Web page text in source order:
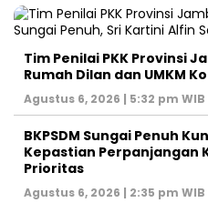
Tim Penilai PKK Provinsi
Rumah Dilan dan UMKM
Agustus 6, 2026 | 5:32 pm WIB
BKPSDM Sungai Penuh
Kepastian Perpanjangan
Prioritas
Agustus 6, 2026 | 2:35 pm WIB